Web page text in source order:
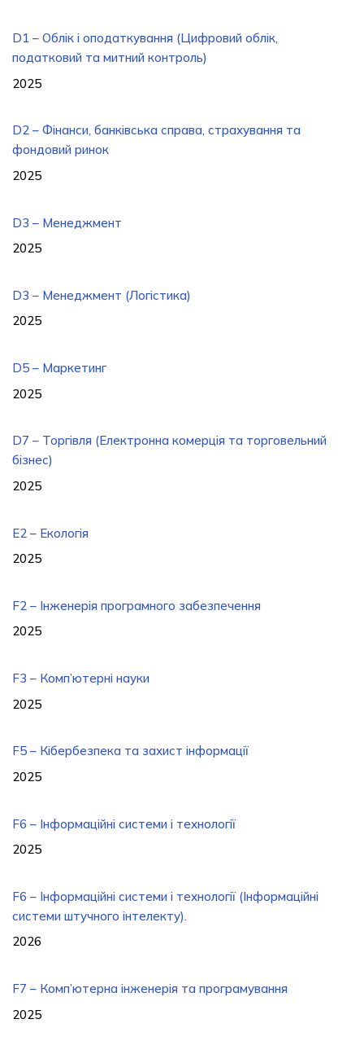
D1 – Облік і оподаткування (Цифровий облік,
податковий та митний контроль)
2025
D2 – Фінанси, банківська справа, страхування та
фондовий ринок
2025
D3 – Менеджмент
2025
D3 – Менеджмент (Логістика)
2025
D5 – Маркетинг
2025
D7 – Торгівля (Електронна комерція та торговельний
бізнес)
2025
E2 – Екологія
2025
F2 – Інженерія програмного забезпечення
2025
F3 – Комп’ютерні науки
2025
F5 – Кібербезпека та захист інформації
2025
F6 – Інформаційні системи і технології
2025
F6 – Інформаційні системи і технології (Інформаційні
системи штучного інтелекту).
2026
F7 – Комп’ютерна інженерія та програмування
2025